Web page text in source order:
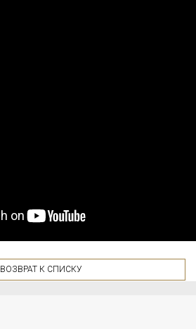
ВОЗВРАТ К СПИСКУ